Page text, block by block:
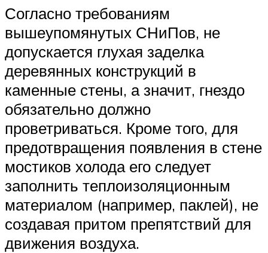
Согласно требованиям
вышеупомянутых СНиПов, не
допускается глухая заделка
деревянных конструкций в
каменные стены, а значит, гнездо
обязательно должно
проветриваться. Кроме того, для
предотвращения появления в стене
мостиков холода его следует
заполнить теплоизоляционным
материалом (например, паклей), не
создавая притом препятствий для
движения воздуха.